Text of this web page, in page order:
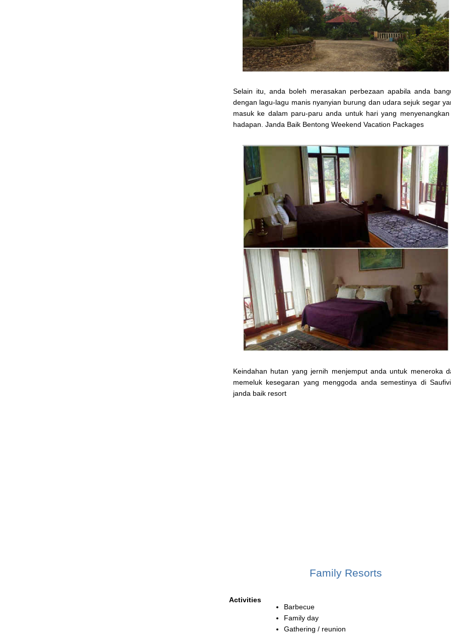
Selain itu, anda boleh merasakan perbezaan apabila anda
dengan lagu-lagu manis nyanyian burung dan udara sejuk segar
masuk ke dalam paru-paru anda untuk hari yang
hadapan. Janda Baik Bentong Weekend Vacation Packages
Keindahan hutan yang jernih menjemput anda untuk meneroka
memeluk kesegaran yang menggoda anda semestinya di
janda baik resort
Family Resorts
Activities
Barbecue
Family day
Gathering / reunion